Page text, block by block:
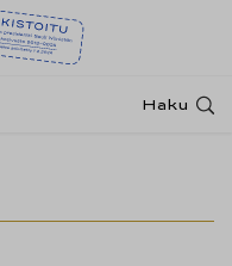
Haku